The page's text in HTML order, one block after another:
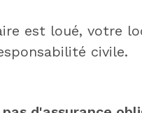
est loué, votre
civile.